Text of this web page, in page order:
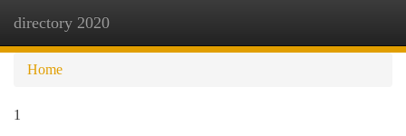
directory 2020
Home
1